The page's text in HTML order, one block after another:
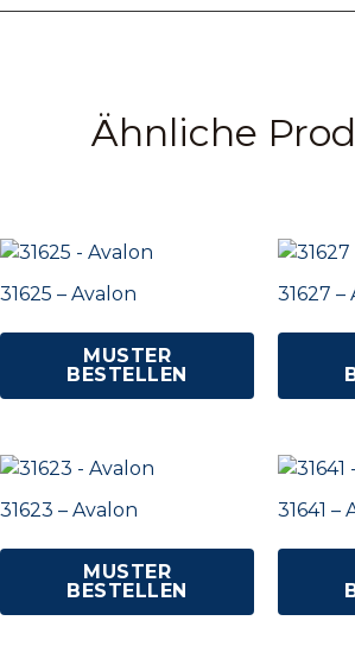
Ähnliche
31625 – Avalon
MUSTER
BESTELLEN
31627 –
31623 – Avalon
MUSTER
BESTELLEN
31641 –